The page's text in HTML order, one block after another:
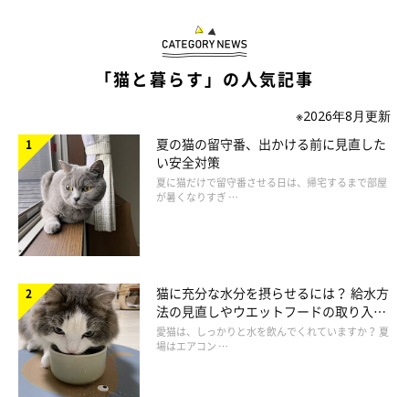
「猫と暮らす」の人気記事
※2026年8月更新
夏の猫の留守番、出かける前に見直した
い安全対策
夏に猫だけで留守番させる日は、帰宅するまで部屋
が暑くなりすぎ …
猫に充分な水分を摂らせるには？ 給水方
法の見直しやウエットフードの取り入れ
方を解説
愛猫は、しっかりと水を飲んでくれていますか？ 夏
場はエアコン …